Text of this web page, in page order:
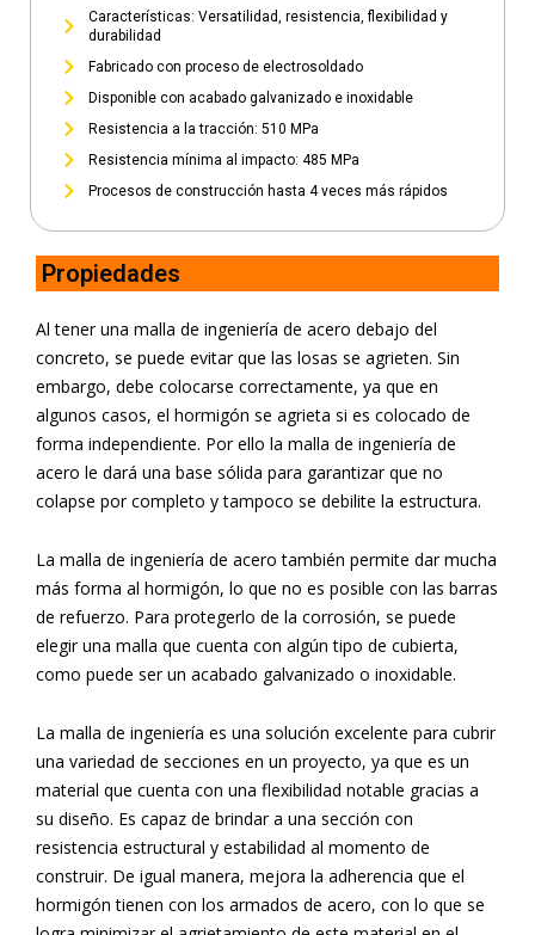
Características: Versatilidad, resistencia, flexibilidad y
durabilidad
Fabricado con proceso de electrosoldado
Disponible con acabado galvanizado e inoxidable
Resistencia a la tracción: 510 MPa
Resistencia mínima al impacto: 485 MPa
Procesos de construcción hasta 4 veces más rápidos
Propiedades
Al tener una malla de ingeniería de acero debajo del
concreto, se puede evitar que las losas se agrieten. Sin
embargo, debe colocarse correctamente, ya que en
algunos casos, el hormigón se agrieta si es colocado de
forma independiente. Por ello la malla de ingeniería de
acero le dará una base sólida para garantizar que no
colapse por completo y tampoco se debilite la estructura.
La malla de ingeniería de acero también permite dar mucha
más forma al hormigón, lo que no es posible con las barras
de refuerzo. Para protegerlo de la corrosión, se puede
elegir una malla que cuenta con algún tipo de cubierta,
como puede ser un acabado galvanizado o inoxidable.
La malla de ingeniería es una solución excelente para cubrir
una variedad de secciones en un proyecto, ya que es un
material que cuenta con una flexibilidad notable gracias a
su diseño. Es capaz de brindar a una sección con
resistencia estructural y estabilidad al momento de
construir. De igual manera, mejora la adherencia que el
hormigón tienen con los armados de acero, con lo que se